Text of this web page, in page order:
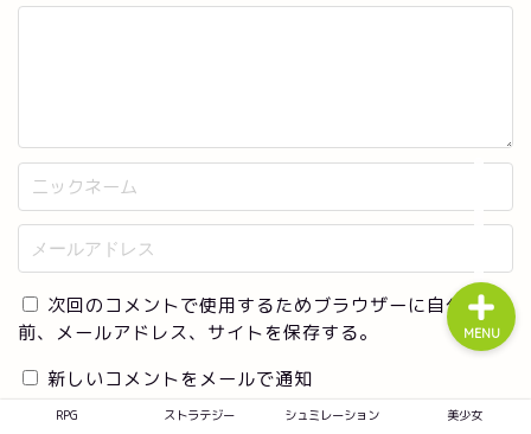
次回のコメントで使用するためブラウザーに自分の名
前、メールアドレス、サイトを保存する。
新しいコメントをメールで通知
新しい投稿をメールで受け取る
RPG ストラテジー シュミレーション 美少女
MENU